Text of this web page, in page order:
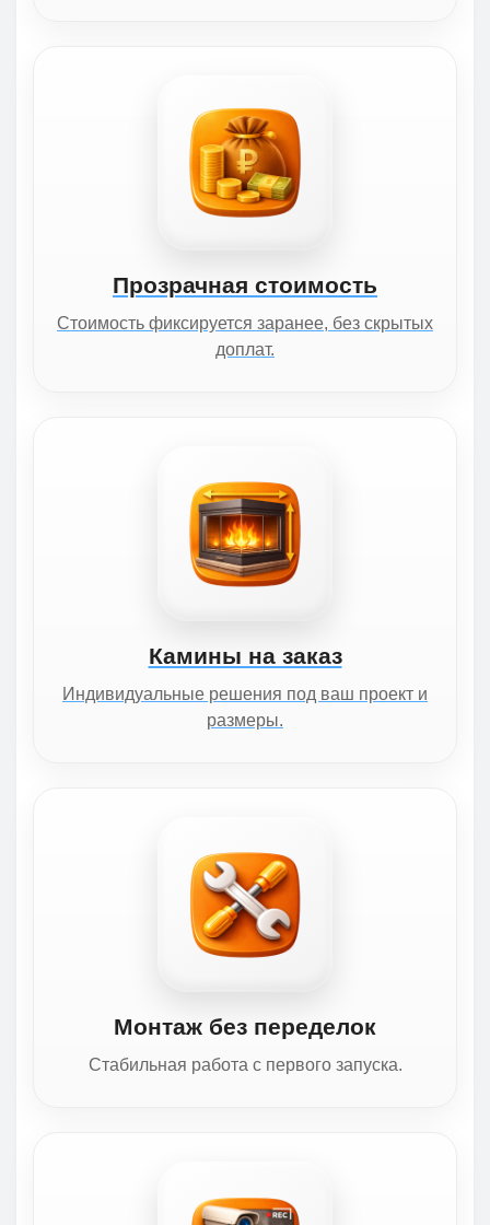
Прозрачная стоимость
Стоимость фиксируется заранее, без скрытых
доплат.
Камины на заказ
Индивидуальные решения под ваш проект и
размеры.
Монтаж без переделок
Стабильная работа с первого запуска.